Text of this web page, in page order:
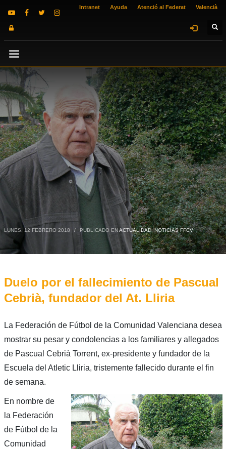
Intranet Ayuda Atenció al Federat Valencià
LUNES, 12 FEBRERO 2018 / PUBLICADO ENACTUALIDAD,NOTICIAS FFCV
Duelo por el fallecimiento de Pascual
Cebrià, fundador del At. Lliria
La Federación de Fútbol de la Comunidad Valenciana desea
mostrar su pesar y condolencias a los familiares y allegados
de Pascual Cebrià Torrent, ex-presidente y fundador de la
Escuela del Atletic Lliria, tristemente fallecido durante el fin
de semana.
En nombre de
la Federación
de Fútbol de la
Comunidad